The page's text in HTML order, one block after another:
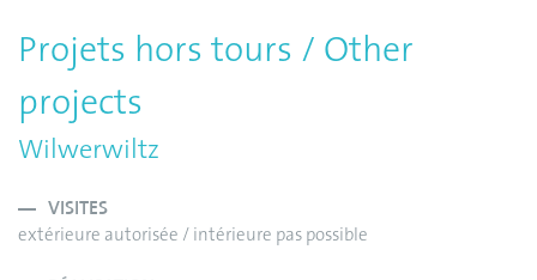
Projets hors tours / Other
projects
Wilwerwiltz
VISITES
extérieure autorisée / intérieure pas possible